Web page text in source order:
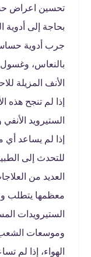
تحسين اعراض
بحاجة إلى أدوية
جرب أدوية
بالنعاس،
الأنف المزيلة
إذا لم تنجح هذه
الستيرويد
إذا لم يساعد
للتحدث إلى
العديد من
معظمها يتطلب
الستيرويدات
وموسعات الشعب
الهواء، إذا لم